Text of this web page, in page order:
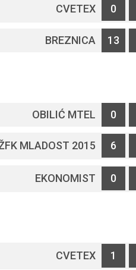
CVETEX 0
BREZNICA 13
OBILIĆ MTEL 0
MLADOST 2015 6
EKONOMIST 0
CVETEX 1